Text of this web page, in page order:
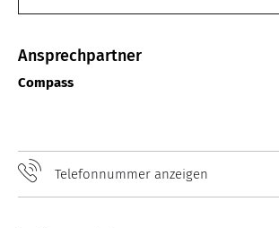
Ansprechpartner
Compass
Telefonnummer anzeigen